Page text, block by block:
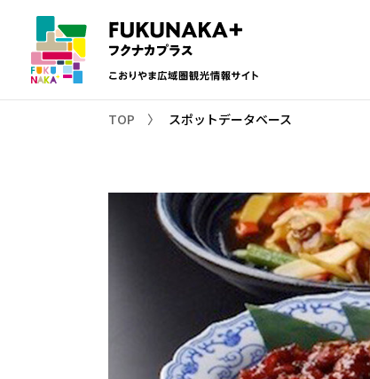
TOP スポットデータベース